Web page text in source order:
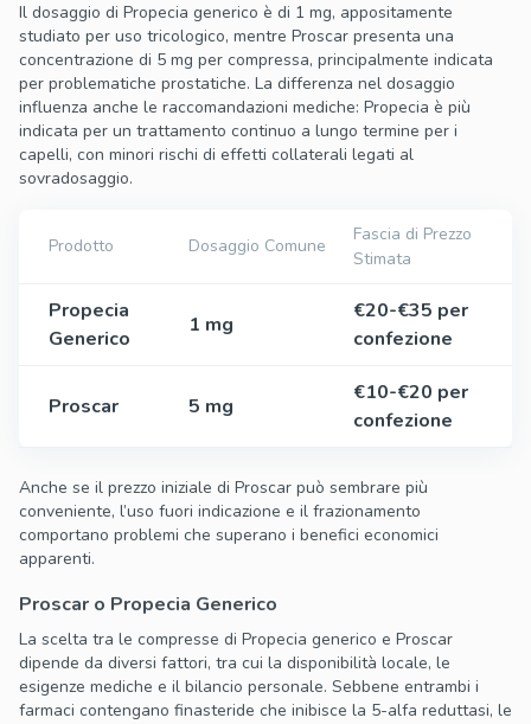
Il dosaggio di Propecia generico è di 1 mg, appositamente
studiato per uso tricologico, mentre Proscar presenta una
concentrazione di 5 mg per compressa, principalmente indicata
per problematiche prostatiche. La differenza nel dosaggio
influenza anche le raccomandazioni mediche: Propecia è più
indicata per un trattamento continuo a lungo termine per i
capelli, con minori rischi di effetti collaterali legati al
sovradosaggio.
Prodotto Dosaggio Comune
Fascia di Prezzo
Stimata
Propecia
Generico
1 mg
€20-€35 per
confezione
Proscar 5 mg
€10-€20 per
confezione
Anche se il prezzo iniziale di Proscar può sembrare più
conveniente, l’uso fuori indicazione e il frazionamento
comportano problemi che superano i benefici economici
apparenti.
Proscar o Propecia Generico
La scelta tra le compresse di Propecia generico e Proscar
dipende da diversi fattori, tra cui la disponibilità locale, le
esigenze mediche e il bilancio personale. Sebbene entrambi i
farmaci contengano finasteride che inibisce la 5-alfa reduttasi, le